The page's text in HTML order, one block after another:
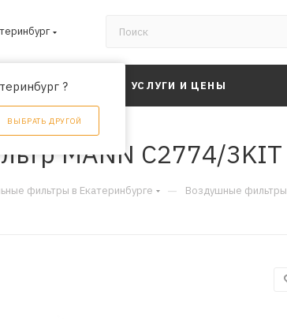
?
ВЫБРАТЬ ДРУГОЙ
АКЦИИ УСЛУГИ И ЦЕНЫ
MANN C2774/3KIT
фильтры в Екатеринбурге — Воздушные фильтры